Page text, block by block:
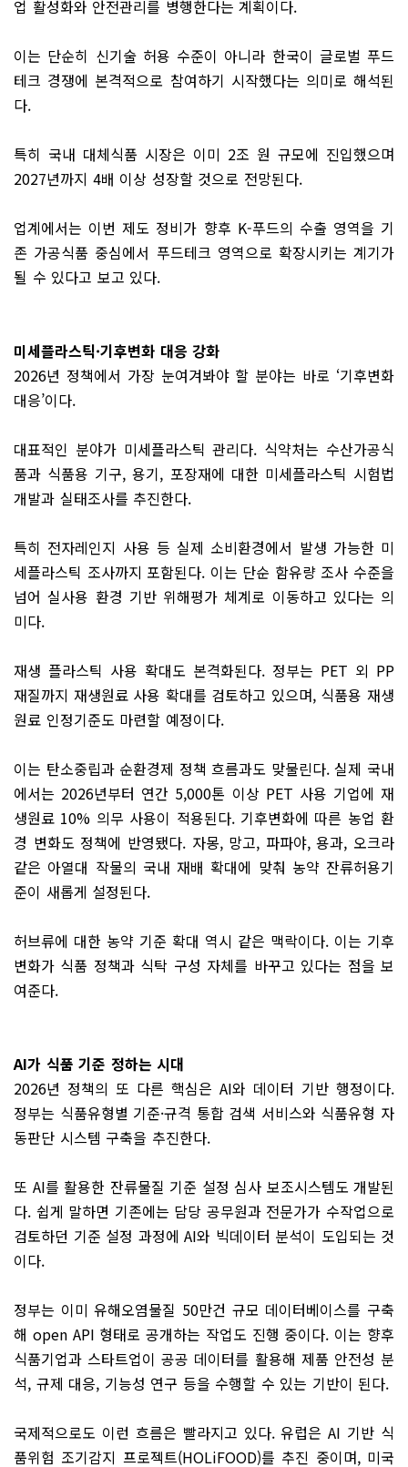
업 활성화와 안전관리를 병행한다는 계획이다.
이는 단순히 신기술 허용 수준이 아니라 한국이 글로벌 푸드
테크 경쟁에 본격적으로 참여하기 시작했다는 의미로 해석된
다.
특히 국내 대체식품 시장은 이미 2조 원 규모에 진입했으며
2027년까지 4배 이상 성장할 것으로 전망된다.
업계에서는 이번 제도 정비가 향후 K-푸드의 수출 영역을 기
존 가공식품 중심에서 푸드테크 영역으로 확장시키는 계기가
될 수 있다고 보고 있다.
미세플라스틱·기후변화 대응 강화
2026년 정책에서 가장 눈여겨봐야 할 분야는 바로 ‘기후변화
대응’이다.
대표적인 분야가 미세플라스틱 관리다. 식약처는 수산가공식
품과 식품용 기구, 용기, 포장재에 대한 미세플라스틱 시험법
개발과 실태조사를 추진한다.
특히 전자레인지 사용 등 실제 소비환경에서 발생 가능한 미
세플라스틱 조사까지 포함된다. 이는 단순 함유량 조사 수준을
넘어 실사용 환경 기반 위해평가 체계로 이동하고 있다는 의
미다.
재생 플라스틱 사용 확대도 본격화된다. 정부는 PET 외 PP
재질까지 재생원료 사용 확대를 검토하고 있으며, 식품용 재생
원료 인정기준도 마련할 예정이다.
이는 탄소중립과 순환경제 정책 흐름과도 맞물린다. 실제 국내
에서는 2026년부터 연간 5,000톤 이상 PET 사용 기업에 재
생원료 10% 의무 사용이 적용된다. 기후변화에 따른 농업 환
경 변화도 정책에 반영됐다. 자몽, 망고, 파파야, 용과, 오크라
같은 아열대 작물의 국내 재배 확대에 맞춰 농약 잔류허용기
준이 새롭게 설정된다.
허브류에 대한 농약 기준 확대 역시 같은 맥락이다. 이는 기후
변화가 식품 정책과 식탁 구성 자체를 바꾸고 있다는 점을 보
여준다.
AI가 식품 기준 정하는 시대
2026년 정책의 또 다른 핵심은 AI와 데이터 기반 행정이다.
정부는 식품유형별 기준·규격 통합 검색 서비스와 식품유형 자
동판단 시스템 구축을 추진한다.
또 AI를 활용한 잔류물질 기준 설정 심사 보조시스템도 개발된
다. 쉽게 말하면 기존에는 담당 공무원과 전문가가 수작업으로
검토하던 기준 설정 과정에 AI와 빅데이터 분석이 도입되는 것
이다.
정부는 이미 유해오염물질 50만건 규모 데이터베이스를 구축
해 open API 형태로 공개하는 작업도 진행 중이다. 이는 향후
식품기업과 스타트업이 공공 데이터를 활용해 제품 안전성 분
석, 규제 대응, 기능성 연구 등을 수행할 수 있는 기반이 된다.
국제적으로도 이런 흐름은 빨라지고 있다. 유럽은 AI 기반 식
품위험 조기감지 프로젝트(HOLiFOOD)를 추진 중이며, 미국